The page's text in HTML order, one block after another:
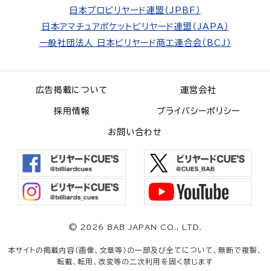
日本プロビリヤード連盟（JPBF）
日本アマチュアポケットビリヤード連盟（JAPA）
一般社団法人 日本ビリヤード商工連合会（BCJ）
広告掲載について 運営会社
採用情報 プライバシーポリシー
お問い合わせ
© 2026 BAB JAPAN CO., LTD.
本サイトの掲載内容（画像、文章等）の一部及び全てについて、無断で複製、
転載、転用、改変等の二次利用を固く禁じます